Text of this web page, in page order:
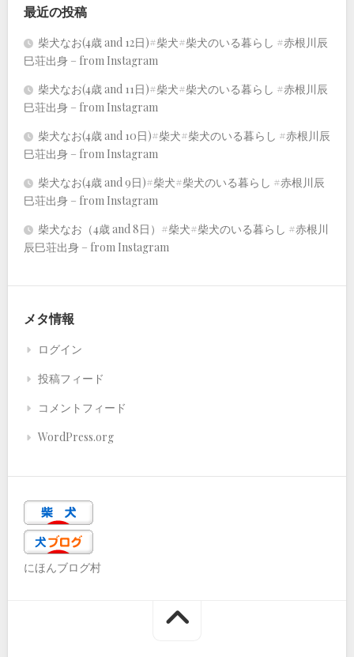
最近の投稿
柴犬なお(4歳 and 12日)#柴犬#柴犬のいる暮らし #赤根川辰
巳荘出身 – from Instagram
柴犬なお(4歳 and 11日)#柴犬#柴犬のいる暮らし #赤根川辰
巳荘出身 – from Instagram
柴犬なお(4歳 and 10日)#柴犬#柴犬のいる暮らし #赤根川辰
巳荘出身 – from Instagram
柴犬なお(4歳 and 9日)#柴犬#柴犬のいる暮らし #赤根川辰
巳荘出身 – from Instagram
柴犬なお（4歳 and 8日）#柴犬#柴犬のいる暮らし #赤根川
辰巳荘出身 – from Instagram
メタ情報
ログイン
投稿フィード
コメントフィード
WordPress.org
にほんブログ村